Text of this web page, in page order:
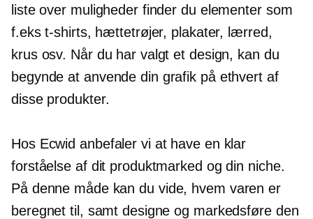
liste over muligheder finder du elementer som
f.ekst-shirts, hættetrøjer, plakater, lærred,
krus osv. Når du har valgt et design, kan du
begynde at anvende din grafik på ethvert af
disse produkter.
Hos Ecwid anbefaler vi at have en klar
forståelse af dit produktmarked og din niche.
På denne måde kan du vide, hvem varen er
beregnet til, samt designe og markedsføre den